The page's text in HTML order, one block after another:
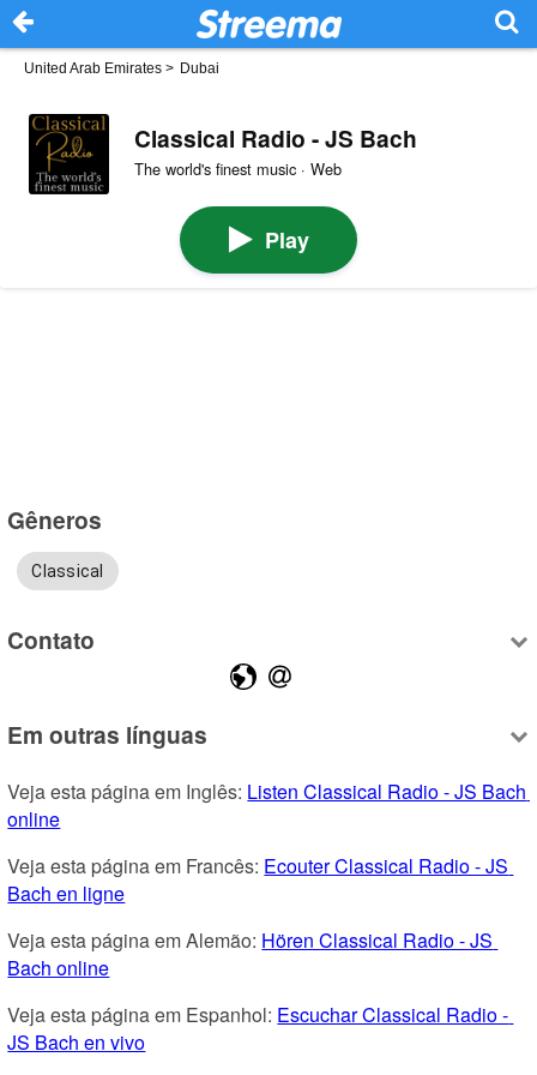
United Arab Emirates > Dubai
Classical Radio - JS Bach
The world's finest music · Web
Play
Gêneros
Classical
Contato
Em outras línguas
Veja esta página em Inglês: Listen Classical Radio - JS Bach
online
Veja esta página em Francês: Ecouter Classical Radio - JS
Bach en ligne
Veja esta página em Alemão: Hören Classical Radio - JS
Bach online
Veja esta página em Espanhol: Escuchar Classical Radio -
JS Bach en vivo